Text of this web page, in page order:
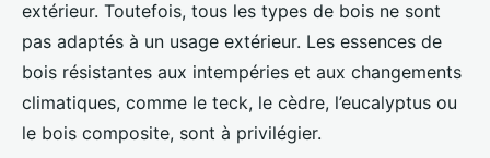
extérieur. Toutefois, tous les types de bois ne sont
pas adaptés à un usage extérieur. Les essences de
bois résistantes aux intempéries et aux changements
climatiques, comme le teck, le cèdre, l’eucalyptus ou
le bois composite, sont à privilégier.